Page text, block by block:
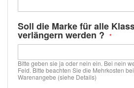
Soll die Marke für alle
verlängern werden ?
Bitte geben sie ja oder nein ein. Bei nein
Feld. Bitte beachten Sie die Mehrkosten
Warenangebe (siehe Details)